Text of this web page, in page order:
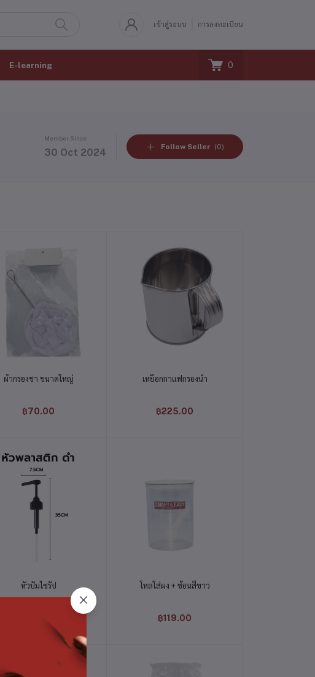
เข้าสู่ระบบ การลงทะเบียน
E-learning 0
Member Since
30 Oct 2024 Follow Seller (0)
หยิบใส่ตะกร้า
ผ้ากรองชา ขนาดใหญ่
฿70.00
หยิบใส่ตะกร้า
เหยือกกาแฟกรองน้ำ
฿225.00
หยิบใส่ตะกร้า
หัวปั๊มไซรัป หยิบใส่ตะกร้า
โหลใส่ผง + ช้อนสีขาว
฿119.00